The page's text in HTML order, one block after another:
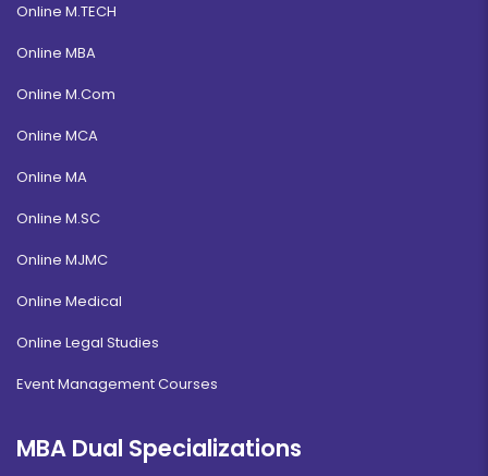
Online M.TECH
Online MBA
Online M.Com
Online MCA
Online MA
Online M.SC
Online MJMC
Online Medical
Online Legal Studies
Event Management Courses
MBA Dual Specializations